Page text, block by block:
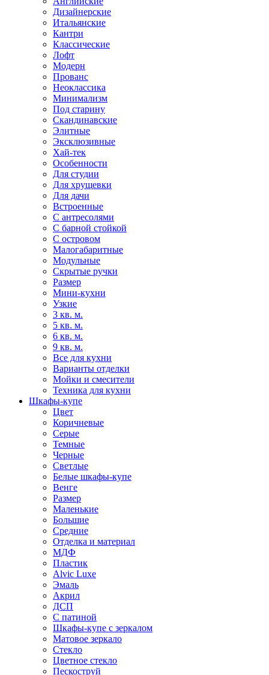
Дизайнерские
Итальянские
Кантри
Классические
Лофт
Модерн
Прованс
Неоклассика
Минимализм
Под старину
Скандинавские
Элитные
Эксклюзивные
Хай-тек
Особенности
Для студии
Для хрущевки
Для дачи
Встроенные
С антресолями
С барной стойкой
С островом
Малогабаритные
Модульные
Скрытые ручки
Размер
Мини-кухни
Узкие
3 кв. м.
5 кв. м.
6 кв. м.
9 кв. м.
Все для кухни
Варианты отделки
Мойки и смесители
Техника для кухни
Шкафы-купе
Цвет
Коричневые
Серые
Темные
Черные
Светлые
Белые шкафы-купе
Венге
Размер
Маленькие
Большие
Средние
Отделка и материал
МДФ
Пластик
Alvic Luxe
Эмаль
Акрил
ДСП
С патиной
Шкафы-купе с зеркалом
Матовое зеркало
Стекло
Цветное стекло
Пескоструй